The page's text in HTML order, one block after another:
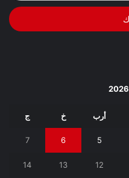
أرب خ ج
5
6
7
12
13
14